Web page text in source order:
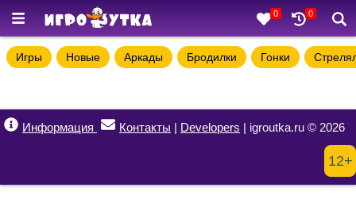
0 0
Игры Новые Аркады Бродилки Гонки
Информация Контакты | Developers | igroutka.ru © 2026
12+